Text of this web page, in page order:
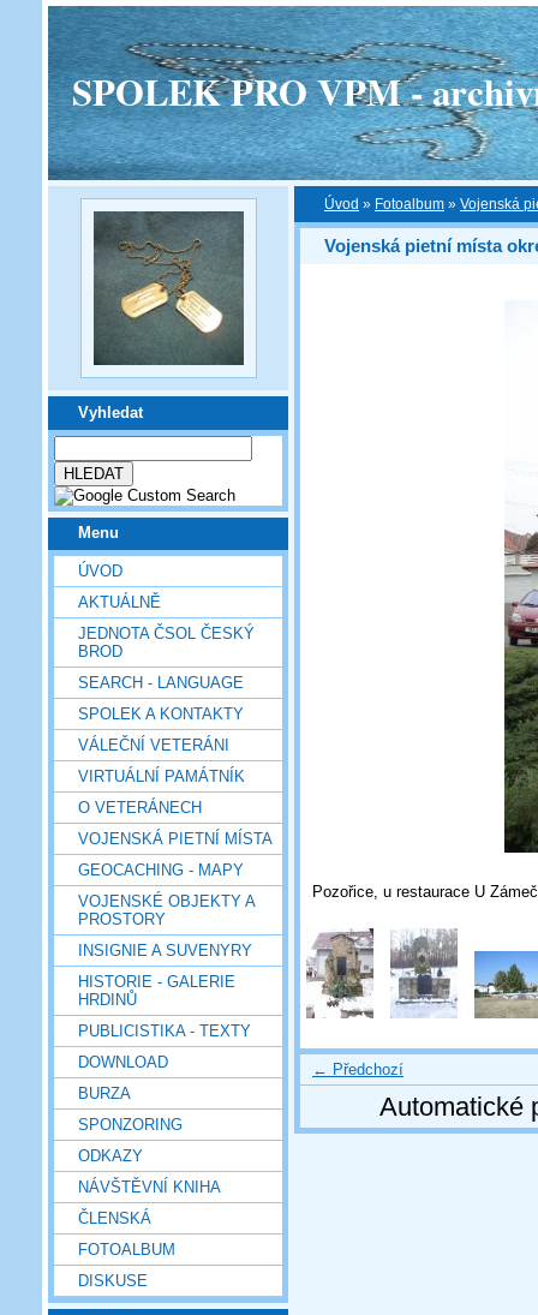
SPOLEK PRO VPM -
Vyhledat
Menu
ÚVOD
AKTUÁLNĚ
JEDNOTA ČSOL ČESKÝ
BROD
SEARCH - LANGUAGE
SPOLEK A KONTAKTY
VÁLEČNÍ VETERÁNI
VIRTUÁLNÍ PAMÁTNÍK
O VETERÁNECH
VOJENSKÁ PIETNÍ MÍSTA
GEOCACHING - MAPY
VOJENSKÉ OBJEKTY A
PROSTORY
INSIGNIE A SUVENYRY
HISTORIE - GALERIE
HRDINŮ
PUBLICISTIKA - TEXTY
DOWNLOAD
BURZA
SPONZORING
ODKAZY
NÁVŠTĚVNÍ KNIHA
ČLENSKÁ
FOTOALBUM
DISKUSE
Úvod » Fotoalbum » Vojenská
Vojenská pietní místa
Pozořice, u restaurace U
← Předchozí
Automatické